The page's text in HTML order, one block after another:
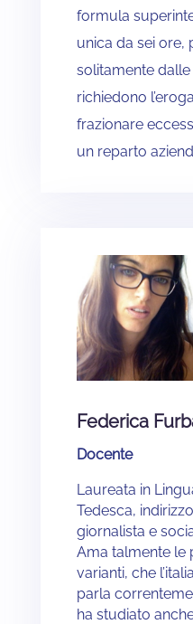
formula
unica da sei ore,
solitamente
richiedono
frazionare
un reparto
Federica
Docente
Laureata in
Tedesca,
giornalista e
Ama talmente le
varianti, che
parla
ha studiato